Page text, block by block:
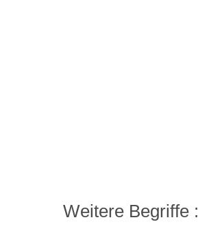
Weitere Begriffe :